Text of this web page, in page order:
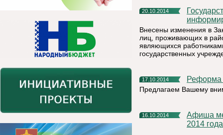
20.10.2014
Государственная инспекция труда в Республике Коми
Внесены изменения в
лиц, проживающих в
являющихся
государственных
17.10.2014
Предлагаем Вашему
16.10.2014
Афиша мероприятий, которые будут проведены в ноябре
2014